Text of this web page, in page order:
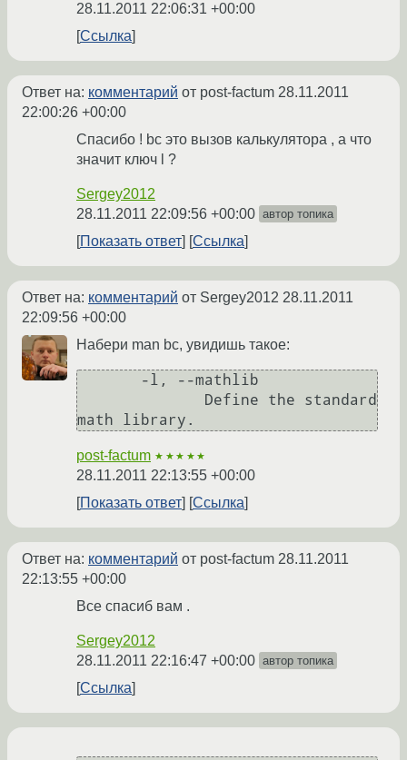
28.11.2011 22:06:31 +00:00
Ссылка
Ответ на: комментарий от post-factum 28.11.2011
22:00:26 +00:00
Спасибо ! bc это вызов калькулятора , а что
значит ключ l ?
Sergey2012
28.11.2011 22:09:56 +00:00 автор топика
Показать ответ Ссылка
Ответ на: комментарий от Sergey2012 28.11.2011
22:09:56 +00:00
Набери man bc, увидишь такое:
math library.
post-factum ★★★★★
28.11.2011 22:13:55 +00:00
Показать ответ
Ссылка
Ответ на: комментарий от post-factum 28.11.2011
22:13:55 +00:00
Все спасиб вам .
Sergey2012
28.11.2011 22:16:47 +00:00 автор топика
Ссылка